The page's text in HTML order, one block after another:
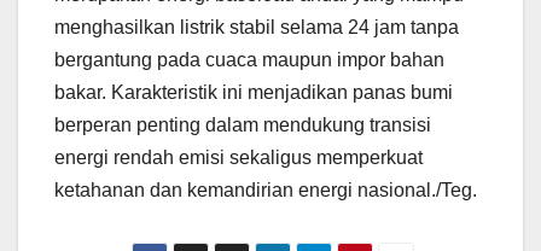
menghasilkan listrik stabil selama 24 jam tanpa
bergantung pada cuaca maupun impor bahan
bakar. Karakteristik ini menjadikan panas bumi
berperan penting dalam mendukung transisi
energi rendah emisi sekaligus memperkuat
ketahanan dan kemandirian energi nasional./Teg.